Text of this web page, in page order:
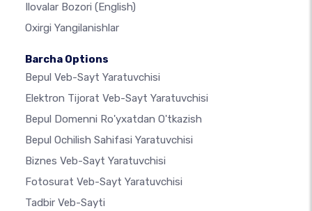
Ilovalar Bozori (English)
Oxirgi Yangilanishlar
Barcha Options
Bepul Veb-Sayt Yaratuvchisi
Elektron Tijorat Veb-Sayt Yaratuvchisi
Bepul Domenni Ro'yxatdan O'tkazish
Bepul Ochilish Sahifasi Yaratuvchisi
Biznes Veb-Sayt Yaratuvchisi
Fotosurat Veb-Sayt Yaratuvchisi
Tadbir Veb-Sayti